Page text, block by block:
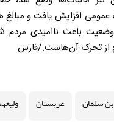
افزایش یافت و مبالغ
باعث ناامیدی مردم
از تحرک آن‌هاست./فارس
بن سلمان عربستان